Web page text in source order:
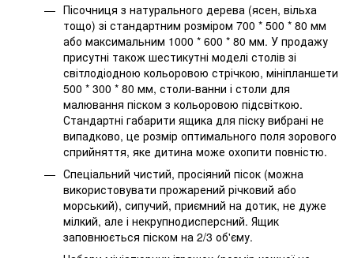
Пісочниця з натурального дерева (ясен, вільха
тощо) зі стандартним розміром 700 * 500 * 80 мм
або максимальним 1000 * 600 * 80 мм. У продажу
присутні також шестикутні моделі столів зі
світлодіодною кольоровою стрічкою, мініпланшети
500 * 300 * 80 мм, столи-ванни і столи для
малювання піском з кольоровою підсвіткою.
Стандартні габарити ящика для піску вибрані не
випадково, це розмір оптимального поля зорового
сприйняття, яке дитина може охопити повністю.
Спеціальний чистий, просіяний пісок (можна
використовувати прожарений річковий або
морський), сипучий, приємний на дотик, не дуже
мілкий, але і некрупнодисперсний. Ящик
заповнюється піском на 2/3 об'єму.